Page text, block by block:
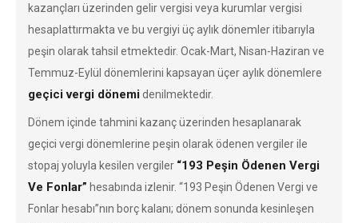
kazançları üzerinden gelir vergisi veya kurumlar vergisi
hesaplattırmakta ve bu vergiyi üç aylık dönemler itibarıyla
peşin olarak tahsil etmektedir. Ocak-Mart, Nisan-Haziran ve
Temmuz-Eylül dönemlerini kapsayan üçer aylık dönemlere
geçici vergi dönemidenilmektedir.
Dönem içinde tahmini kazanç üzerinden hesaplanarak
geçici vergi dönemlerine peşin olarak ödenen vergiler ile
stopaj yoluyla kesilen vergiler “193 Peşin Ödenen Vergi
Ve Fonlar” hesabında izlenir. “193 Peşin Ödenen Vergi ve
Fonlar hesabı”nın borç kalanı; dönem sonunda kesinleşen